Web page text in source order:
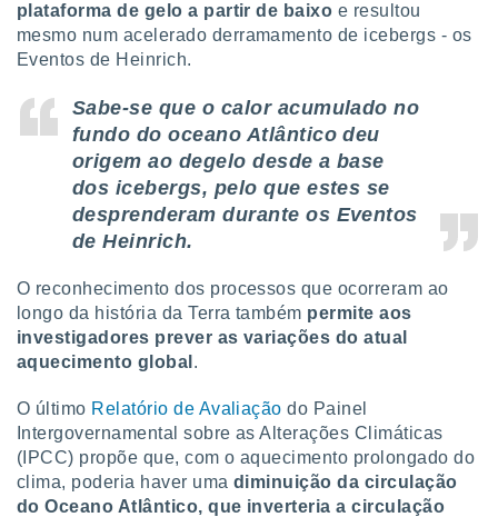
plataforma de gelo a partir de baixo e resultou
mesmo num acelerado derramamento de icebergs - os
Eventos de Heinrich.
Sabe-se que o calor acumulado no
fundo do oceano Atlântico deu
origem ao degelo desde a base
dos icebergs, pelo que estes se
desprenderam durante os Eventos
de Heinrich.
O reconhecimento dos processos que ocorreram ao
longo da história da Terra também permite aos
investigadores prever as variações do atual
aquecimento global .
O último Relatório de Avaliação do Painel
Intergovernamental sobre as Alterações Climáticas
(IPCC) propõe que, com o aquecimento prolongado do
clima, poderia haver uma diminuição da circulação
do Oceano Atlântico, que inverteria a circulação